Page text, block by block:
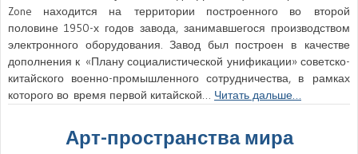
Zone находится на территории построенного во второй
половине 1950-х годов завода, занимавшегося производством
электронного оборудования. Завод был построен в качестве
дополнения к «Плану социалистической унификации» советско-
китайского военно-промышленного сотрудничества, в рамках
которого во время первой китайской… Читать дальше…
Арт-пространства мира